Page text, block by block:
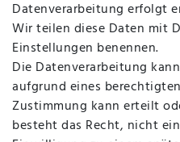
MAPALI VOR ORT
Herzogstraße 10
47533 Kleve
Montag, Dienstag,
Datenverarbeitung erfolgt
Wir teilen diese Daten mit
Einstellungen benennen.
Die Datenverarbeitung
aufgrund eines
Zustimmung kann erteilt
besteht das Recht, nicht